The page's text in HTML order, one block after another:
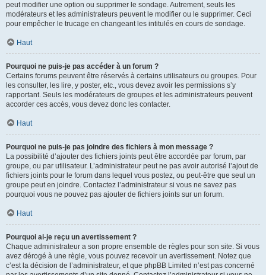
peut modifier une option ou supprimer le sondage. Autrement, seuls les
modérateurs et les administrateurs peuvent le modifier ou le supprimer. Ceci
pour empêcher le trucage en changeant les intitulés en cours de sondage.
Haut
Pourquoi ne puis-je pas accéder à un forum ?
Certains forums peuvent être réservés à certains utilisateurs ou groupes. Pour
les consulter, les lire, y poster, etc., vous devez avoir les permissions s’y
rapportant. Seuls les modérateurs de groupes et les administrateurs peuvent
accorder ces accès, vous devez donc les contacter.
Haut
Pourquoi ne puis-je pas joindre des fichiers à mon message ?
La possibilité d’ajouter des fichiers joints peut être accordée par forum, par
groupe, ou par utilisateur. L’administrateur peut ne pas avoir autorisé l’ajout de
fichiers joints pour le forum dans lequel vous postez, ou peut-être que seul un
groupe peut en joindre. Contactez l’administrateur si vous ne savez pas
pourquoi vous ne pouvez pas ajouter de fichiers joints sur un forum.
Haut
Pourquoi ai-je reçu un avertissement ?
Chaque administrateur a son propre ensemble de règles pour son site. Si vous
avez dérogé à une règle, vous pouvez recevoir un avertissement. Notez que
c’est la décision de l’administrateur, et que phpBB Limited n’est pas concerné